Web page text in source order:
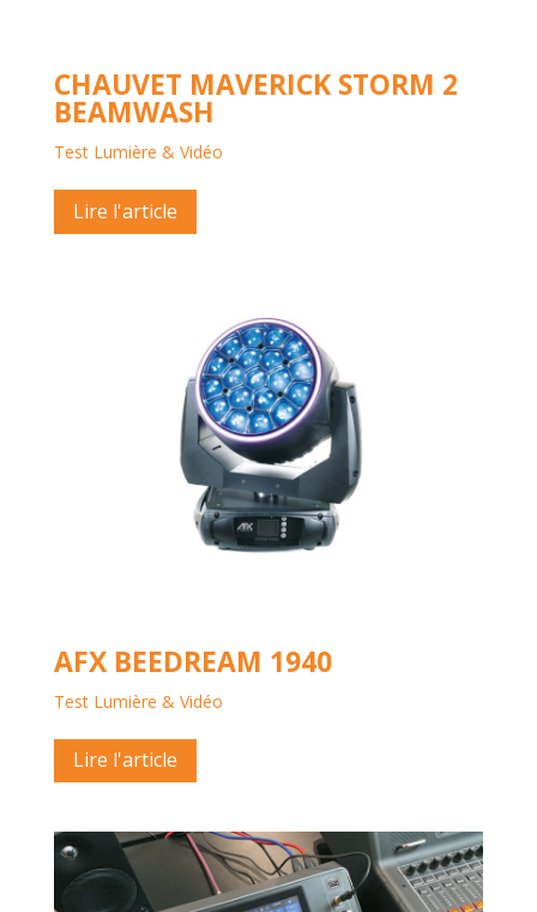
CHAUVET MAVERICK STORM 2
BEAMWASH
Test Lumière & Vidéo
Lire l'article
AFX BEEDREAM 1940
Test Lumière & Vidéo
Lire l'article